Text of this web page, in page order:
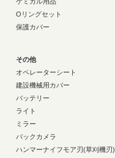
Oリングセット
保護カバー
その他
オペレーターシート
建設機械用カバー
バッテリー
ライト
ミラー
バックカメラ
ハンマーナイフモア刃(草刈機刃)